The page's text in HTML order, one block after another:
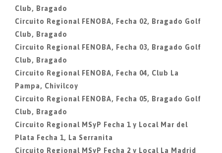
Club, Bragado
Circuito Regional FENOBA, Fecha 02, Bragado Golf
Club, Bragado
Circuito Regional FENOBA, Fecha 03, Bragado Golf
Club, Bragado
Circuito Regional FENOBA, Fecha 04, Club La
Pampa, Chivilcoy
Circuito Regional FENOBA, Fecha 05, Bragado Golf
Club, Bragado
Circuito Regional MSyP Fecha 1 y Local Mar del
Plata Fecha 1, La Serranita
Circuito Regional MSyP Fecha 2 y Local La Madrid